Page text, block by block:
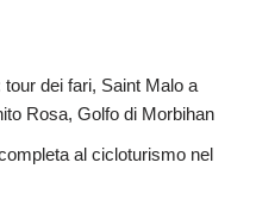
dei fari, Saint Malo a
Rosa, Golfo di Morbihan
al cicloturismo nel